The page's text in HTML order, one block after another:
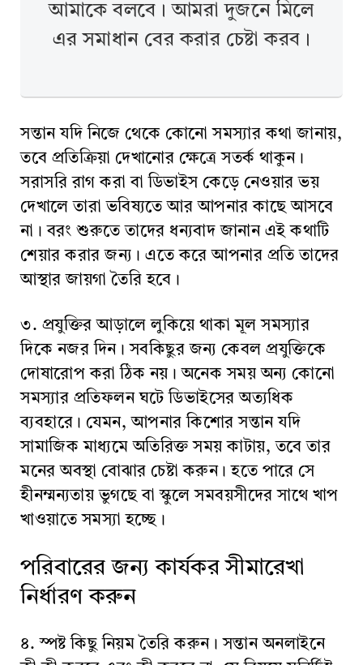
আমাকে বলবে। আমরা দুজনে মিলে
এর সমাধান বের করার চেষ্টা করব।
সন্তান যদি নিজে থেকে কোনো সমস্যার কথা জানায়,
তবে প্রতিক্রিয়া দেখানোর ক্ষেত্রে সতর্ক থাকুন।
সরাসরি রাগ করা বা ডিভাইস কেড়ে নেওয়ার ভয়
দেখালে তারা ভবিষ্যতে আর আপনার কাছে আসবে
না। বরং শুরুতে তাদের ধন্যবাদ জানান এই কথাটি
শেয়ার করার জন্য। এতে করে আপনার প্রতি তাদের
আস্থার জায়গা তৈরি হবে।
৩. প্রযুক্তির আড়ালে লুকিয়ে থাকা মূল সমস্যার
দিকে নজর দিন। সবকিছুর জন্য কেবল প্রযুক্তিকে
দোষারোপ করা ঠিক নয়। অনেক সময় অন্য কোনো
সমস্যার প্রতিফলন ঘটে ডিভাইসের অত্যধিক
ব্যবহারে। যেমন, আপনার কিশোর সন্তান যদি
সামাজিক মাধ্যমে অতিরিক্ত সময় কাটায়, তবে তার
মনের অবস্থা বোঝার চেষ্টা করুন। হতে পারে সে
হীনম্মন্যতায় ভুগছে বা স্কুলে সমবয়সীদের সাথে খাপ
খাওয়াতে সমস্যা হচ্ছে।
পরিবারের জন্য কার্যকর সীমারেখা
নির্ধারণ করুন
৪. স্পষ্ট কিছু নিয়ম তৈরি করুন। সন্তান অনলাইনে